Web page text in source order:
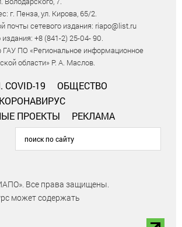
г. Пенза, ул. Кирова, 65/2.
почты сетевого издания: riapo@list.ru
+8 (841-2) 25-04- 90.
ГАУ ПО «Региональное информационное
области» Р. А. Маслов.
19
ОБЩЕСТВО
КОРОНАВИРУС
ПРОЕКТЫ
РЕКЛАМА
Все права защищены.
может содержать